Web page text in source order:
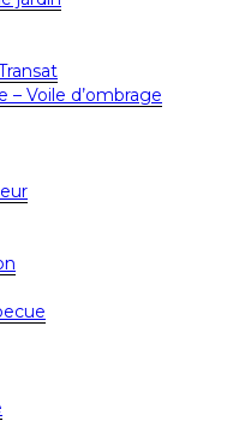
– Voile d’ombrage